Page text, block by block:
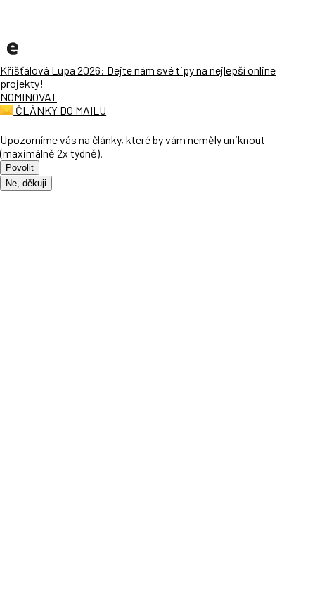
Křišťálová Lupa 2026: Dejte nám své tipy na nejlepší online
projekty!
NOMINOVAT
ČLÁNKY DO MAILU
Upozorníme vás na články, které by vám neměly uniknout
(maximálně 2x týdně).
Povolit
Ne, děkuji